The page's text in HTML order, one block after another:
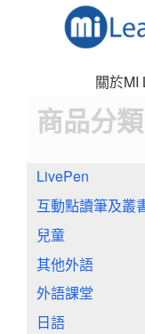
關於MI
商品分類
LivePen
互動點讀筆及叢
兒童
其他外語
外語課堂
日語